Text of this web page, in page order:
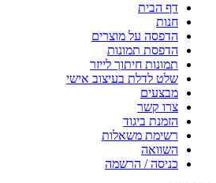
דף הבית
חנות
הדפסה על מוצרים
הדפסת תמונות
תמונות חיתוך לייזר
שלט לדלת בעיצוב אישי
מבצעים
צרו קשר
הזמנת ביגוד
רשימת משאלות
השוואה
כניסה / הרשמה